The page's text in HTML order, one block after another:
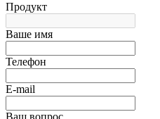
Продукт
Ваше имя
Телефон
E-mail